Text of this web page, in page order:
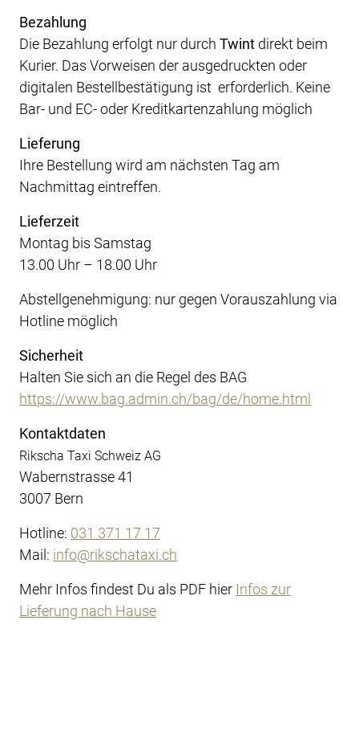
Bezahlung
Die Bezahlung erfolgt nur durch Twint direkt beim
Kurier. Das Vorweisen der ausgedruckten oder
digitalen Bestellbestätigung ist erforderlich. Keine
Bar- und EC- oder Kreditkartenzahlung möglich
Lieferung
Ihre Bestellung wird am nächsten Tag am
Nachmittag eintreffen.
Lieferzeit
Montag bis Samstag
13.00 Uhr – 18.00 Uhr
Abstellgenehmigung: nur gegen Vorauszahlung via
Hotline möglich
Sicherheit
Halten Sie sich an die Regel des BAG
https://www.bag.admin.ch/bag/de/home.html
Kontaktdaten
Rikscha Taxi Schweiz AG
Wabernstrasse 41
3007 Bern
Hotline: 031 371 17 17
Mail: info@rikschataxi.ch
Mehr Infos findest Du als PDF hier Infos zur
Lieferung nach Hause